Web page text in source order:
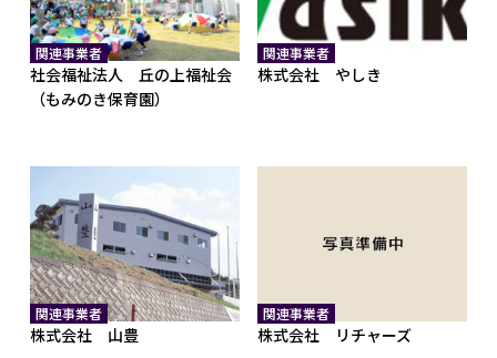
関連事業者
社会福祉法人 丘の上福祉会
（もみのき保育園）
関連事業者
株式会社 やしき
関連事業者
株式会社 山豊
関連事業者
株式会社 リチャーズ